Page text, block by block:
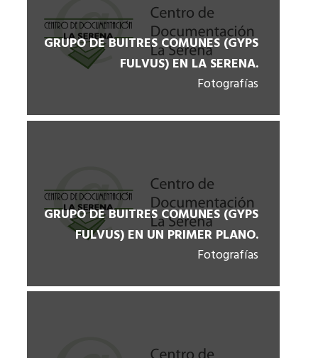
GRUPO DE BUITRES COMUNES (GYPS
FULVUS) EN LA SERENA.
Fotografías
GRUPO DE BUITRES COMUNES (GYPS
FULVUS) EN UN PRIMER PLANO.
Fotografías